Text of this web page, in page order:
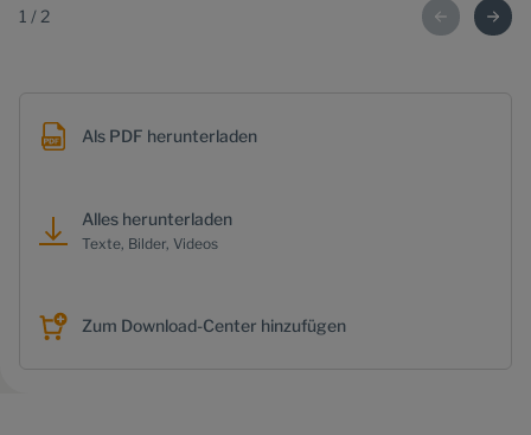
1 / 2
Als PDF herunterladen
Alles herunterladen
Texte, Bilder, Videos
Zum Download-Center hinzufügen